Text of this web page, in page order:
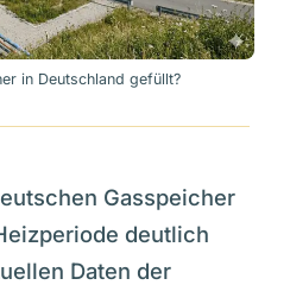
in Deutschland gefüllt?
Gasspeicher
deutlich
Daten der